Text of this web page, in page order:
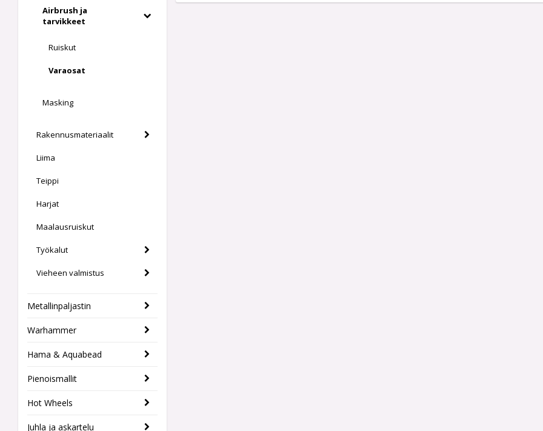
Airbrush ja
tarvikkeet
Ruiskut
Varaosat
Masking
Rakennusmateriaalit
Liima
Teippi
Harjat
Maalausruiskut
Työkalut
Vieheen valmistus
Metallinpaljastin
Warhammer
Hama & Aquabead
Pienoismallit
Hot Wheels
Juhla ja askartelu